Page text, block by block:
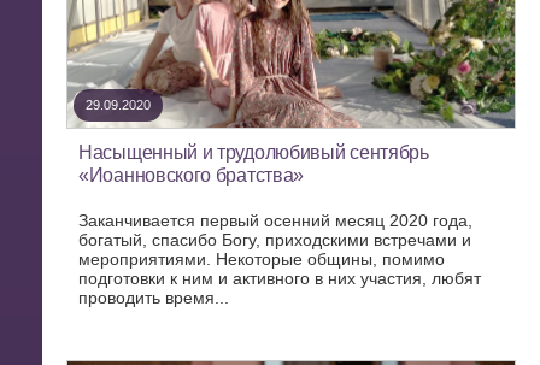
29.09.2020
Насыщенный и трудолюбивый сентябрь
«Иоанновского братства»
Заканчивается первый осенний месяц 2020 года,
богатый, спасибо Богу, приходскими встречами и
мероприятиями. Некоторые общины, помимо
подготовки к ним и активного в них участия, любят
проводить время...